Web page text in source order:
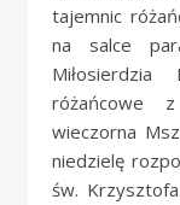
tajemnic
na salce
różańcowe
wieczorna
niedzielę
św.